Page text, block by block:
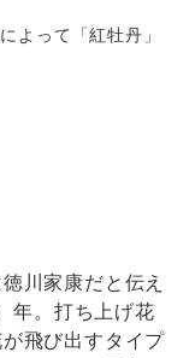
よって「紅牡丹」
川家康だと伝え
年。打ち上げ花
飛び出すタイプ